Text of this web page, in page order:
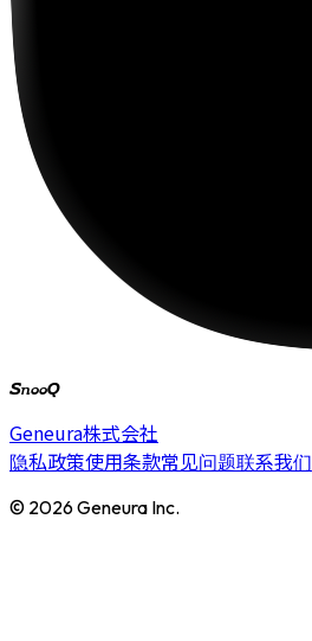
SnooQ
Geneura株式会社
隐私政策使用条款常见问题联系我们
© 2026 Geneura Inc.